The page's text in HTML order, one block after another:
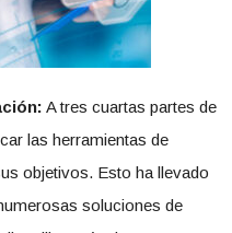
A tres cuartas partes de
las herramientas de
objetivos. Esto ha llevado
soluciones de